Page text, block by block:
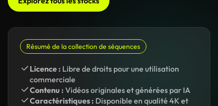
Résumé de la collection de séquences
Licence : Libre de droits pour une utilisation
commerciale
Contenu : Vidéos originales et générées par IA
Caractéristiques : Disponible en qualité 4K et